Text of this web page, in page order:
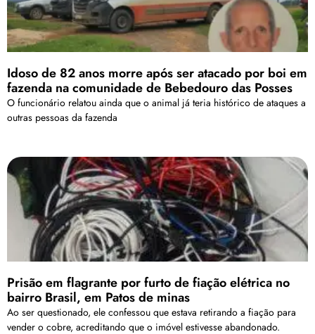
Idoso de 82 anos morre após ser atacado por boi em
fazenda na comunidade de Bebedouro das Posses
O funcionário relatou ainda que o animal já teria histórico de ataques a
outras pessoas da fazenda
Prisão em flagrante por furto de fiação elétrica no
bairro Brasil, em Patos de minas
Ao ser questionado, ele confessou que estava retirando a fiação para
vender o cobre, acreditando que o imóvel estivesse abandonado.